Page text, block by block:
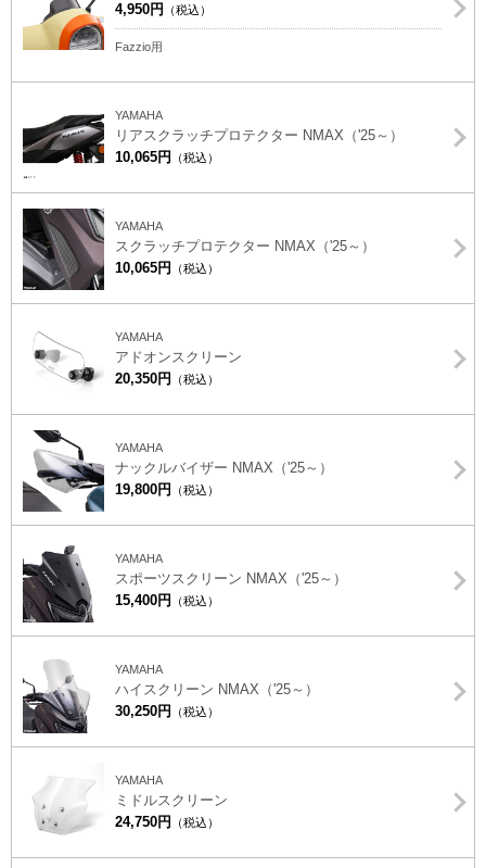
4,950円
（税込）
Fazzio用
YAMAHA
リアスクラッチプロテクター NMAX（'25～）
10,065円
（税込）
YAMAHA
スクラッチプロテクター NMAX（'25～）
10,065円
（税込）
YAMAHA
アドオンスクリーン
20,350円
（税込）
YAMAHA
ナックルバイザー NMAX（'25～）
19,800円
（税込）
YAMAHA
スポーツスクリーン NMAX（'25～）
15,400円
（税込）
YAMAHA
ハイスクリーン NMAX（'25～）
30,250円
（税込）
YAMAHA
ミドルスクリーン
24,750円
（税込）